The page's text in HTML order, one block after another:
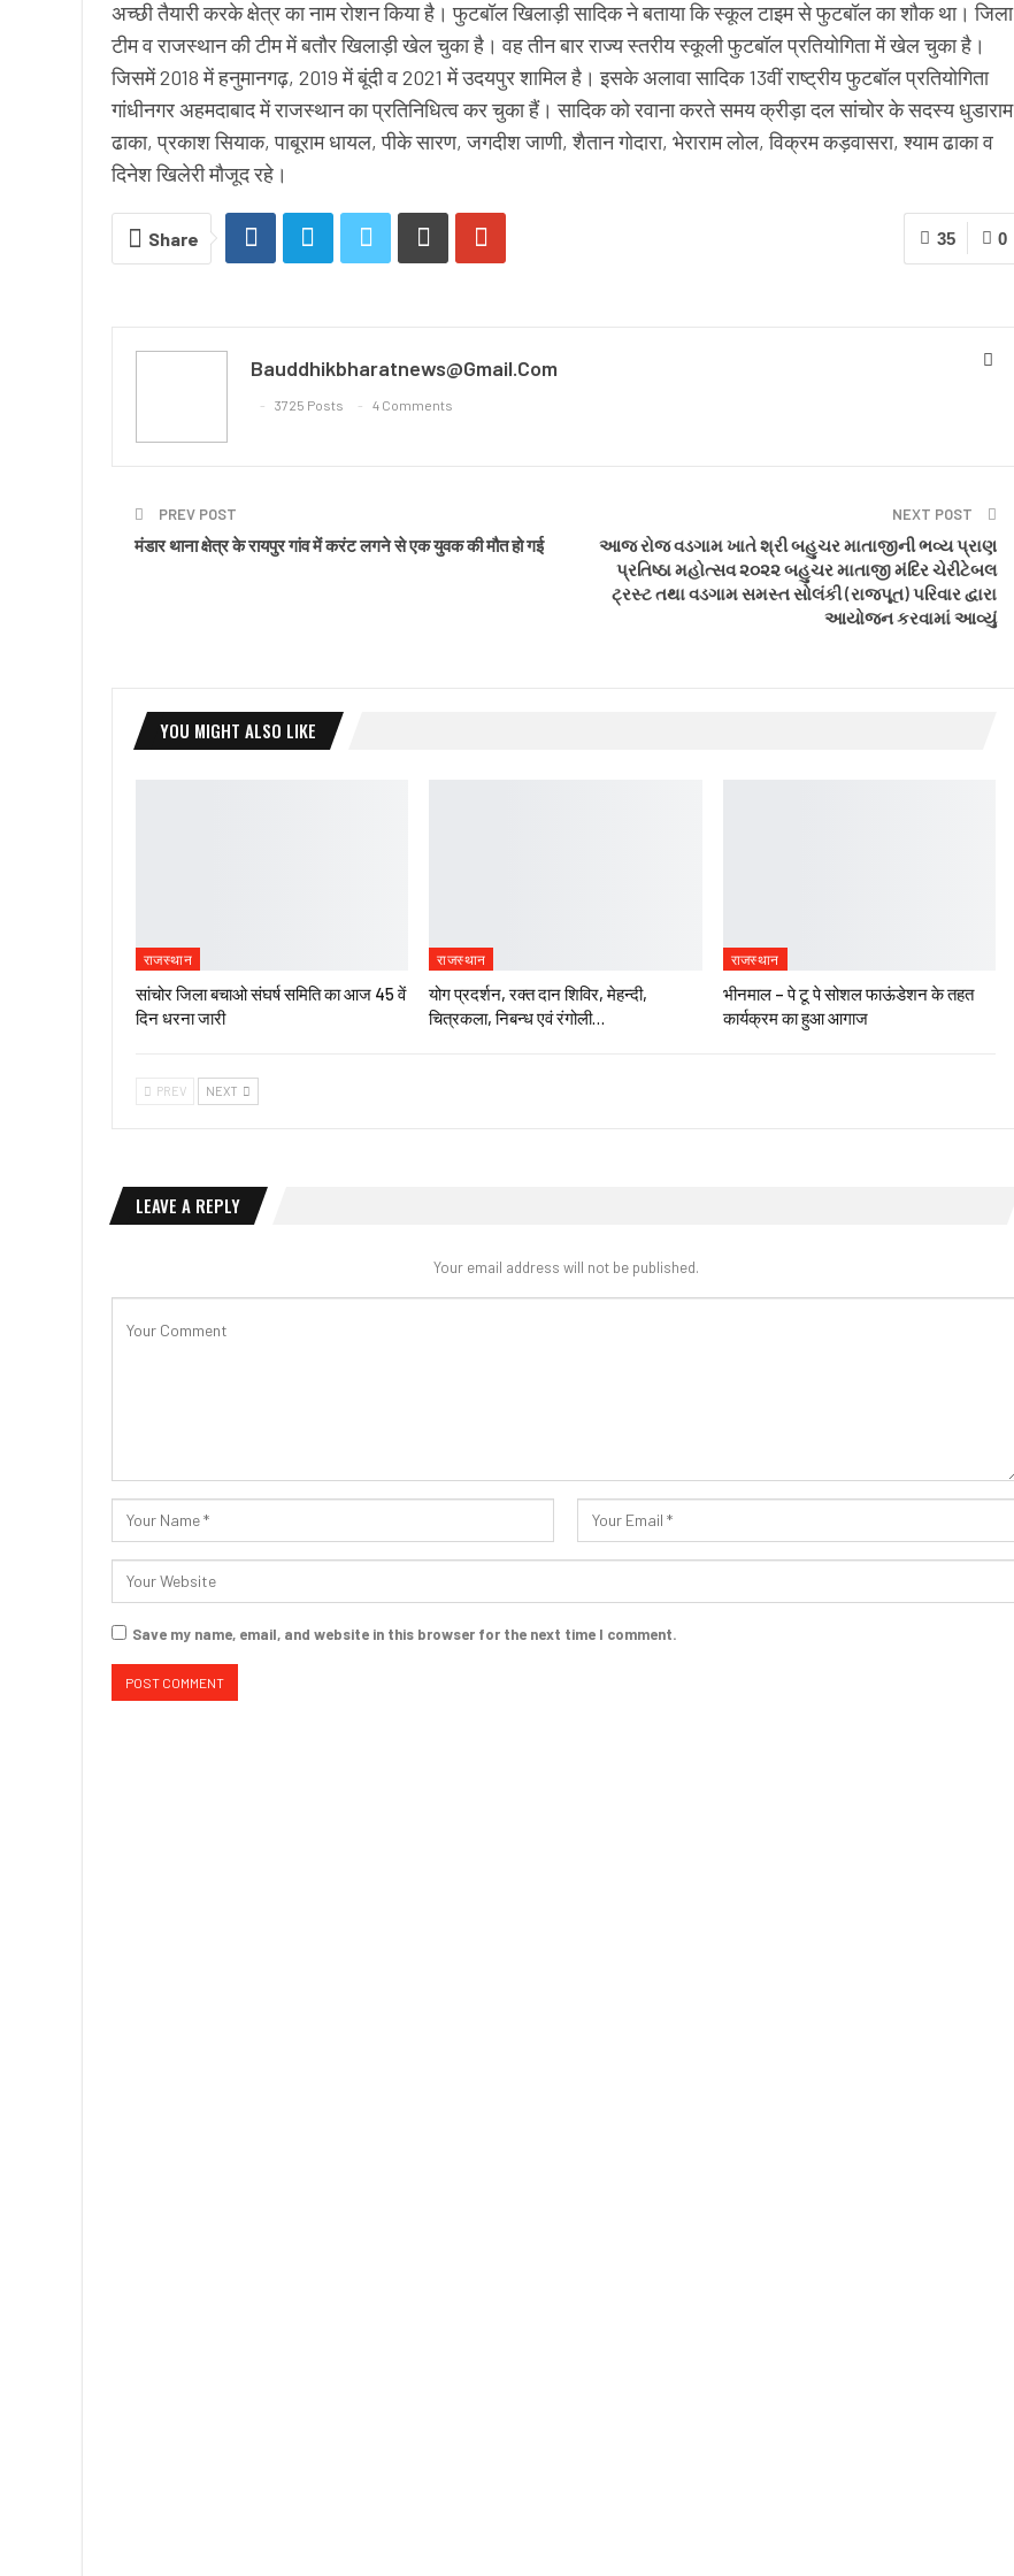
अच्छी तैयारी करके क्षेत्र का नाम रोशन किया है। फुटबॉल खिलाड़ी सादिक ने बताया कि स्कूल टाइम से फुटबॉल का शौक था। जिला
टीम व राजस्थान की टीम में बतौर खिलाड़ी खेल चुका है। वह तीन बार राज्य स्तरीय स्कूली फुटबॉल प्रतियोगिता में खेल चुका है।
जिसमें 2018 में हनुमानगढ़, 2019 में बूंदी व 2021 में उदयपुर शामिल है। इसके अलावा सादिक 13वीं राष्ट्रीय फुटबॉल प्रतियोगिता
गांधीनगर अहमदाबाद में राजस्थान का प्रतिनिधित्व कर चुका हैं। सादिक को रवाना करते समय क्रीड़ा दल सांचोर के सदस्य धुडाराम
ढाका, प्रकाश सियाक, पाबूराम धायल, पीके सारण, जगदीश जाणी, शैतान गोदारा, भेराराम लोल, विक्रम कड़वासरा, श्याम ढाका व
दिनेश खिलेरी मौजूद रहे।
0
35
Share
Bauddhikbharatnews@gmail.com
3725 Posts 4 Comments
PREV POST
मंडार थाना क्षेत्र के रायपुर गांव में करंट लगने से एक युवक की मौत हो गई
NEXT POST
આજ રોજ વડગામ ખાતે શ્રી બહુચર માતાજીની ભવ્ય પ્રાણ
પ્રતિષ્ઠા મહોત્સવ ૨૦૨૨ બહુચર માતાજી મંદિર ચેરીટેબલ
ટ્રસ્ટ તથા વડગામ સમસ્ત સોલંકી (રાજપૂત) પરિવાર દ્વારા
આયોજન કરવામાં આવ્યું
YOU MIGHT ALSO LIKE
राजस्थान
सांचोर जिला बचाओ संघर्ष समिति का आज 45 वें
दिन धरना जारी
राजस्थान
योग प्रदर्शन, रक्त दान शिविर, मेहन्दी,
चित्रकला, निबन्ध एवं रंगोली…
राजस्थान
भीनमाल – पे टू पे सोशल फाऊंडेशन के तहत
कार्यक्रम का हुआ आगाज
PREV NEXT
LEAVE A REPLY
Your email address will not be published.
Save my name, email, and website in this browser for the next time I comment.